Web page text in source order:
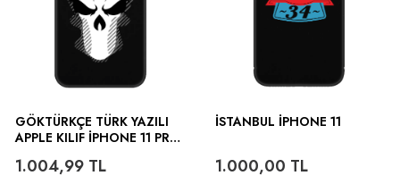
GÖKTÜRKÇE TÜRK YAZILI
APPLE KILIF İPHONE 11 PRO
1.004,99 TL
İSTANBUL İPHONE 11
1.000,00 TL